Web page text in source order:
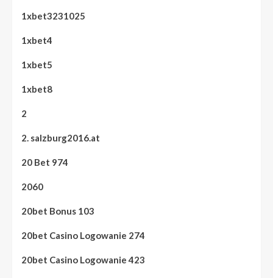
1xbet3231025
1xbet4
1xbet5
1xbet8
2
2. salzburg2016.at
20 Bet 974
2060
20bet Bonus 103
20bet Casino Logowanie 274
20bet Casino Logowanie 423